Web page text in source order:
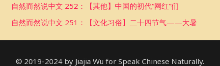
自然而然说中文 252：【其他】中国的初代“网红”们
自然而然说中文 251：【文化习俗】二十四节气——大暑
© 2019-2024 by Jiajia Wu for Speak Chinese Naturally.